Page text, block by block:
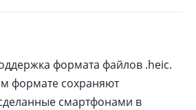
формата файлов .heic.
формате сохраняют
смартфонами в